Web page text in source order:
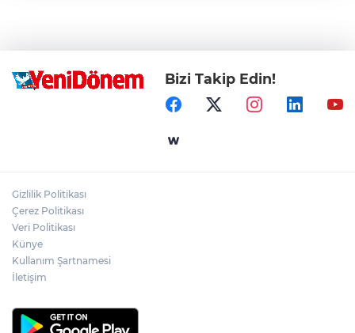
Bizi Takip Edin!
Gizlilik Politikası
Çerez Politikası
Veri Politikası
Künye
Kullanım Şartnamesi
İletişim